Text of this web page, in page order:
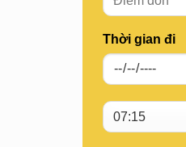
Thời gian đi